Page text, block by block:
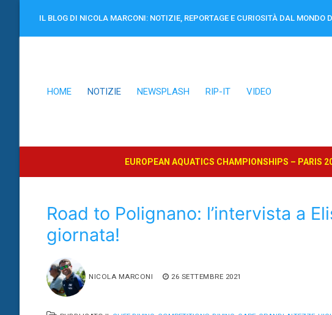
contenuto
IL BLOG DI NICOLA MARCONI: NOTIZIE, REPORTAGE E CURIOSITÀ DAL MONDO
HOME NOTIZIE NEWSPLASH RIP-IT VIDEO
EUROPEAN AQUATICS CHAMPIONSHIPS – PARIS
Road to Polignano: l’intervista a
giornata!
NICOLA MARCONI 26 SETTEMBRE 2021